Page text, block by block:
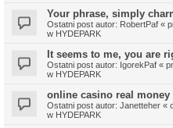
Your phrase, simply
Ostatni post autor: RobertPaf «
w HYDEPARK
It seems to me, you are
Ostatni post autor: IgorekPaf «
w HYDEPARK
online casino real money
Ostatni post autor: Janetteher «
w HYDEPARK